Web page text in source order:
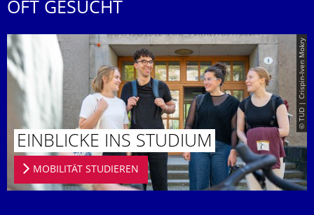
OFT GESUCHT
© TUD | Crispin-Iven Mokry
EINBLICKE INS STUDIUM
MOBILITÄT STUDIEREN